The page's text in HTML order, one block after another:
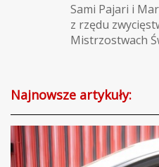
Sami Pajari i
z rzędu
Mistrzostwach
Najnowsze artykuły: